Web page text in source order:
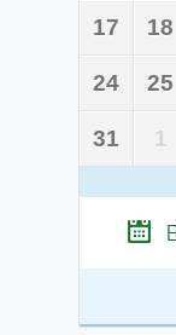
17 18
24 25
31 1